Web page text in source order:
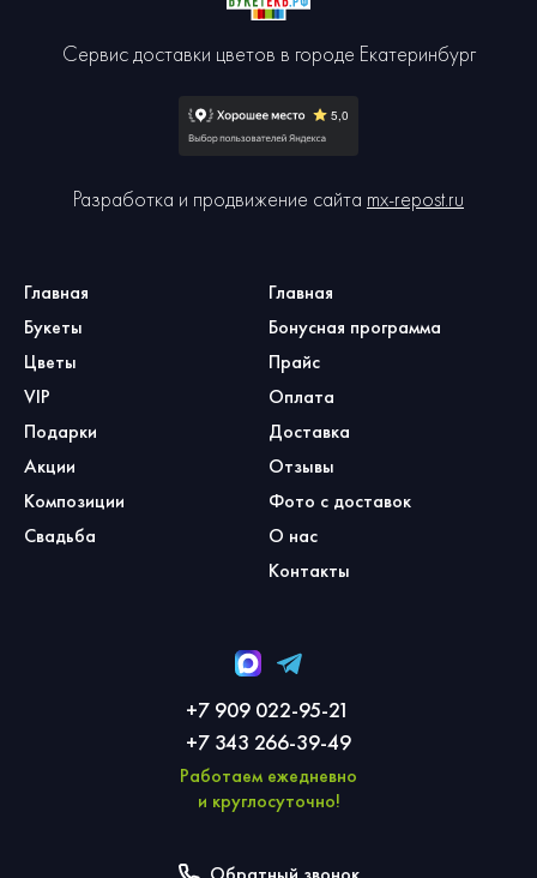
Главная
Букеты
Цветы
VIP
Подарки
Акции
Композиции
Свадьба
Главная
Бонусная программа
Прайс
Оплата
Доставка
Отзывы
Фото с доставок
О нас
Контакты
Сервис доставки цветов в городе Екатеринбург
Разработка и продвижение сайта mx-repost.ru
+7 909 022-95-21
+7 343 266-39-49
Работаем ежедневно
и круглосуточно!